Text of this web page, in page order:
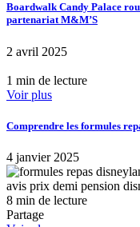
Boardwalk Candy Palace
partenariat M&M’S
2 avril 2025
1 min de lecture
Voir plus
Comprendre les formules
4 janvier 2025
8 min de lecture
Partage